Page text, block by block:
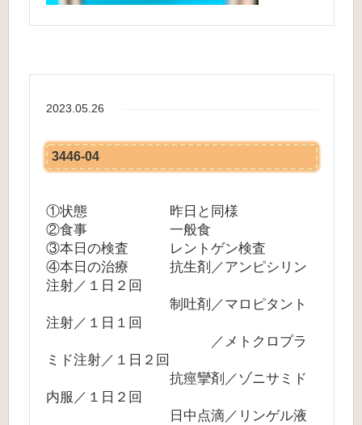
2023.05.26
3446-04
①状態 昨日と同様
②食事 一般食
③本日の検査 レントゲン検査
④本日の治療 抗生剤／アンピシリン
注射／１日２回
制吐剤／マロピタント
注射／１日１回
／メトクロプラ
ミド注射／１日２回
抗痙攣剤／ゾニサミド
内服／１日２回
日中点滴／リンゲル液